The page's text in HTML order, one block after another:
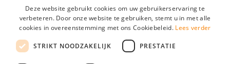
Contractvormen
Brochure aanvragen
Vacature aanmelden
Partners
Contact
Deze website gebruikt cookies om uw gebruikerservaring te
verbeteren. Door onze website te gebruiken, stemt u in met alle
cookies in overeenstemming met ons Cookiebeleid. Lees verder
STRIKT NOODZAKELIJK PRESTATIE